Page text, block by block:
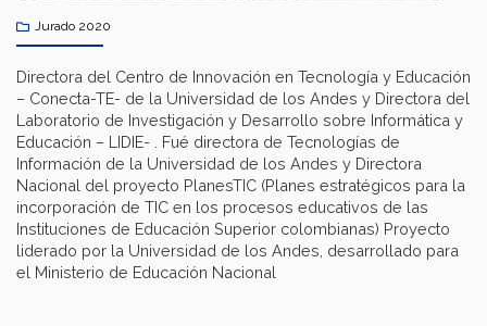
Jurado 2020
Directora del Centro de Innovación en Tecnología y Educación
– Conecta-TE- de la Universidad de los Andes y Directora del
Laboratorio de Investigación y Desarrollo sobre Informática y
Educación – LIDIE- . Fué directora de Tecnologías de
Información de la Universidad de los Andes y Directora
Nacional del proyecto PlanesTIC (Planes estratégicos para la
incorporación de TIC en los procesos educativos de las
Instituciones de Educación Superior colombianas) Proyecto
liderado por la Universidad de los Andes, desarrollado para
el Ministerio de Educación Nacional